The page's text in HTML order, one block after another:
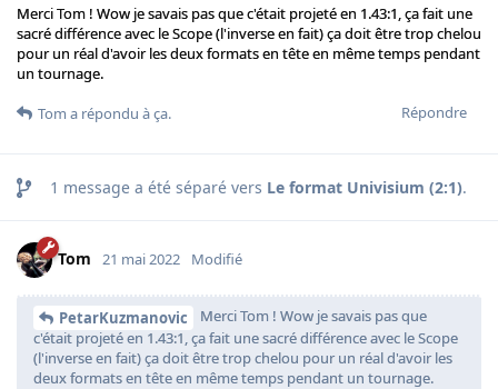
Merci Tom ! Wow je savais pas que c'était projeté en 1.43:1, ça fait une
sacré différence avec le Scope (l'inverse en fait) ça doit être trop chelou
pour un réal d'avoir les deux formats en tête en même temps pendant
un tournage.
Répondre
Tom a répondu à ça.
1 message a été séparé vers Le format Univisium (2:1).
Tom 21 mai 2022 Modifié
PetarKuzmanovic
Merci Tom ! Wow je savais pas que
c'était projeté en 1.43:1, ça fait une sacré différence avec le Scope
(l'inverse en fait) ça doit être trop chelou pour un réal d'avoir les
deux formats en tête en même temps pendant un tournage.